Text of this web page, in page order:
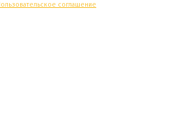
соглашение